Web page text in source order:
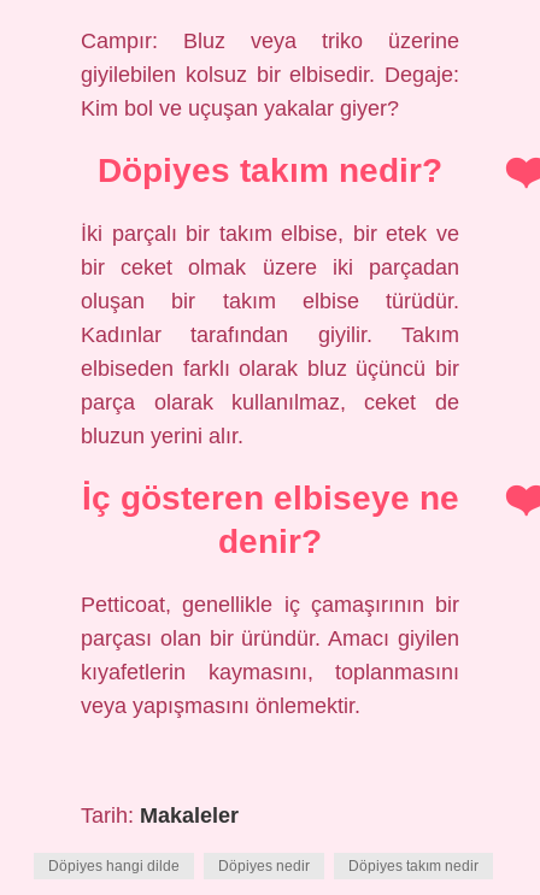
Campır: Bluz veya triko üzerine
giyilebilen kolsuz bir elbisedir. Degaje:
Kim bol ve uçuşan yakalar giyer?
Döpiyes takım nedir?
İki parçalı bir takım elbise, bir etek ve
bir ceket olmak üzere iki parçadan
oluşan bir takım elbise türüdür.
Kadınlar tarafından giyilir. Takım
elbiseden farklı olarak bluz üçüncü bir
parça olarak kullanılmaz, ceket de
bluzun yerini alır.
İç gösteren elbiseye ne
denir?
Petticoat, genellikle iç çamaşırının bir
parçası olan bir üründür. Amacı giyilen
kıyafetlerin kaymasını, toplanmasını
veya yapışmasını önlemektir.
Tarih: Makaleler
Döpiyes hangi dilde Döpiyes nedir Döpiyes takım nedir